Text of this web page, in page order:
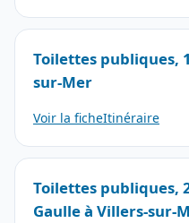
Toilettes publiques,
sur-Mer
Voir la ficheItinéraire
Toilettes publiques,
Gaulle à Villers-sur-